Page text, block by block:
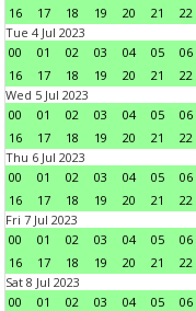
16
17 18 19 20 21 22
Tue 4 Jul 2023
00
01 02 03 04 05 06
16
17 18 19 20 21 22
Wed 5 Jul 2023
00
01 02 03 04 05 06
16
17 18 19 20 21 22
Thu 6 Jul 2023
00
01 02 03 04 05 06
16
17 18 19 20 21 22
Fri 7 Jul 2023
00
01 02 03 04 05 06
16
17 18 19 20 21 22
Sat 8 Jul 2023
00
01 02 03 04 05 06